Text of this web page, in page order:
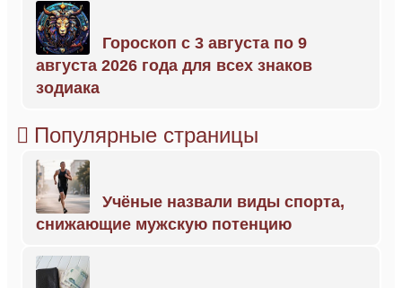
Гороскоп с 3 августа по 9
августа 2026 года для всех знаков
зодиака
Популярные страницы
Учёные назвали виды спорта,
снижающие мужскую потенцию